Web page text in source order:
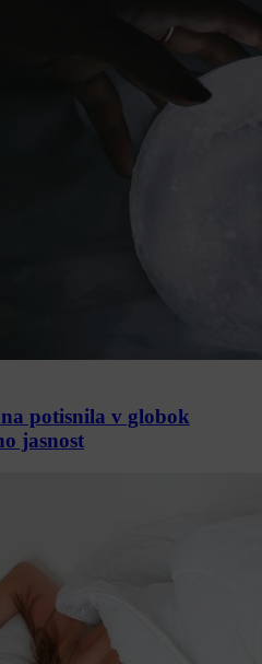
potisnila v globok
jasnost